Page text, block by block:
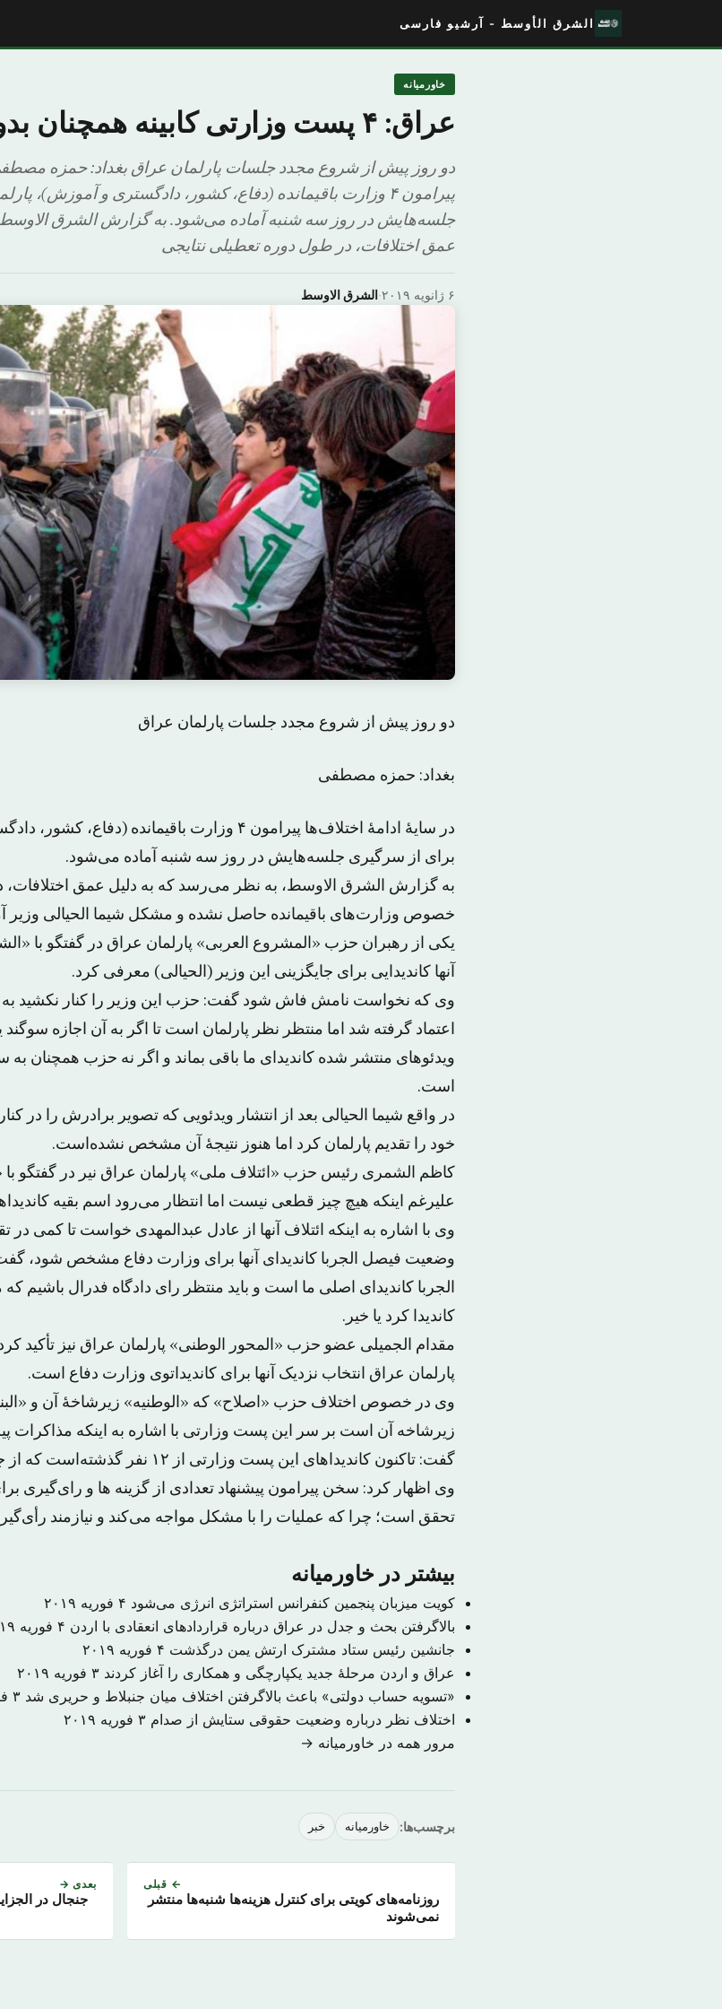
الشرق الأوسط - آرشیو فارسی
خاورمیانه
عراق: ۴ پست وزارتی کابینه همچنان بدون توافق
دو روز پیش از شروع مجدد جلسات پارلمان عراق بغداد: حمزه مصطفی
پیرامون ۴ وزارت باقیمانده (دفاع، کشور، دادگستری و آموزش)،
جلسه‌هایش در روز سه شنبه آماده می‌شود. به گزارش الشرق
عمق اختلافات، در طول دوره تعطیلی نتایجی
الشرق الاوسط· ۶ ژانویه ۲۰۱۹
دو روز پیش از شروع مجدد جلسات پارلمان عراق
بغداد: حمزه مصطفی
در سایهٔ ادامهٔ اختلاف‌ها پیرامون ۴ وزارت باقیمانده
برای از سرگیری جلسه‌هایش در روز سه شنبه آماده می‌شود.
به گزارش الشرق الاوسط، به نظر می‌رسد که به دلیل عمق اختلافات،
خصوص وزارت‌های باقیمانده حاصل نشده‌ و مشکل شیما الحیالی وزیر
یکی از رهبران حزب «المشروع العربی» پارلمان عراق در گفتگو با
آنها کاندیدایی برای جایگزینی این وزیر (الحیالی) معرفی کرد.
وی که نخواست نامش فاش شود گفت: حزب این وزیر را کنار نکشید به
اعتماد گرفته شد اما منتظر نظر پارلمان است تا اگر به آن اجازه
ویدئوهای منتشر شده کاندیدای ما باقی بماند و اگر نه حزب همچنان به
است.
در واقع شیما الحیالی بعد از انتشار ویدئویی که تصویر برادرش را در
خود را تقدیم پارلمان کرد اما هنوز نتیجهٔ آن مشخص نشده‌است.
کاظم الشمری رئیس حزب «ائتلاف ملی» پارلمان عراق نیر در گفتگو
علیرغم اینکه هیچ چیز قطعی نیست اما انتظار می‌رود اسم بقیه
وی با اشاره به اینکه ائتلاف آنها از عادل عبدالمهدی خواست تا کمی در
وضعیت فیصل الجربا کاندیدای آنها برای وزارت دفاع مشخص شود،
الجربا کاندیدای اصلی ما است و باید منتظر رای دادگاه فدرال باشیم
کاندیدا کرد یا خیر.
مقدام الجمیلی عضو حزب «المحور الوطنی» پارلمان عراق نیز تأکید
پارلمان عراق انتخاب نزدیک آنها برای کاندیداتوی وزارت دفاع است.
وی در خصوص اختلاف حزب «اصلاح» که «الوطنیه» زیرشاخهٔ آن و
زیرشاخه آن است بر سر این پست وزارتی با اشاره به اینکه مذاکرات
گفت: تاکنون کاندیداهای این پست وزارتی از ۱۲ نفر گذشته‌است که از جملهٔ آنها رهبران نظامی هستند.
وی اظهار کرد: سخن پیرامون پیشنهاد تعدادی از گزینه ها و رای‌گیری
تحقق است؛ چرا که عملیات را با مشکل مواجه می‌کند و نیازمند
بیشتر در خاورمیانه
کویت میزبان پنجمین کنفرانس استراتژی انرژی می‌شود ۴ فوریه ۲۰۱۹
بالاگرفتن بحث و جدل در عراق درباره قراردادهای انعقادی با اردن ۴ فوریه ۲۰۱۹
جانشین رئیس ستاد مشترک ارتش یمن درگذشت ۴ فوریه ۲۰۱۹
عراق و اردن مرحلهٔ جدید یکپارچگی و همکاری را آغاز کردند ۳ فوریه ۲۰۱۹
«تسویه حساب دولتی» باعث بالاگرفتن اختلاف میان جنبلاط و حریری شد ۳ فوریه ۲۰۱۹
اختلاف نظر درباره وضعیت حقوقی ستایش از صدام ۳ فوریه ۲۰۱۹
مرور همه در خاورمیانه →
برچسب‌ها: خاورمیانه خبر
← قبلی
روزنامه‌های کویتی برای کنترل هزینه‌ها شنبه‌ها منتشر
نمی‌شوند
بعدی →
جنجال در